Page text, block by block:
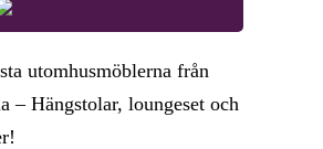
utomhusmöblerna från
– Hängstolar, loungeset och